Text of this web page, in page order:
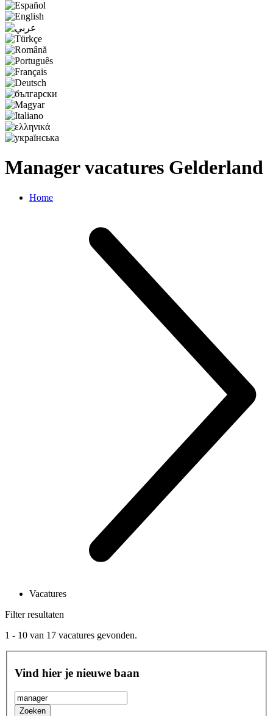
Manager vacatures Gelderland
Home
Vacatures
Filter resultaten
1 - 10 van 17 vacatures gevonden.
Vind hier je nieuwe baan
Zoeken